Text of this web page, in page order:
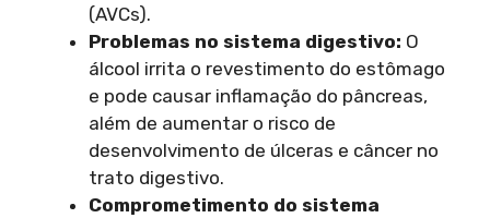
(AVCs).
Problemas no sistema digestivo: O
álcool irrita o revestimento do estômago
e pode causar inflamação do pâncreas,
além de aumentar o risco de
desenvolvimento de úlceras e câncer no
trato digestivo.
Comprometimento do sistema